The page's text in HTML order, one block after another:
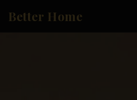
Better Home